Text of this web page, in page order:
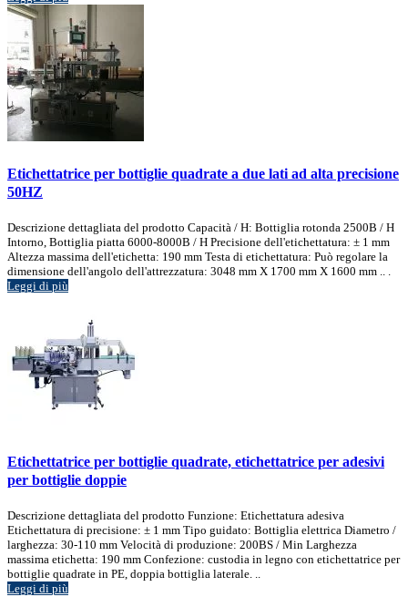
Etichettatrice per bottiglie quadrate a due lati ad alta precisione
50HZ
Descrizione dettagliata del prodotto Capacità / H: Bottiglia rotonda 2500B / H
Intorno, Bottiglia piatta 6000-8000B / H Precisione dell'etichettatura: ± 1 mm
Altezza massima dell'etichetta: 190 mm Testa di etichettatura: Può regolare la
dimensione dell'angolo dell'attrezzatura: 3048 mm X 1700 mm X 1600 mm .. .
Leggi di più
Etichettatrice per bottiglie quadrate, etichettatrice per adesivi
per bottiglie doppie
Descrizione dettagliata del prodotto Funzione: Etichettatura adesiva
Etichettatura di precisione: ± 1 mm Tipo guidato: Bottiglia elettrica Diametro /
larghezza: 30-110 mm Velocità di produzione: 200BS / Min Larghezza
massima etichetta: 190 mm Confezione: custodia in legno con etichettatrice per
bottiglie quadrate in PE, doppia bottiglia laterale. ..
Leggi di più